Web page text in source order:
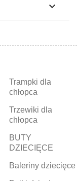

Trampki dla
chłopca
Trzewiki dla
chłopca
BUTY
DZIECIĘCE
Baleriny dziecięce